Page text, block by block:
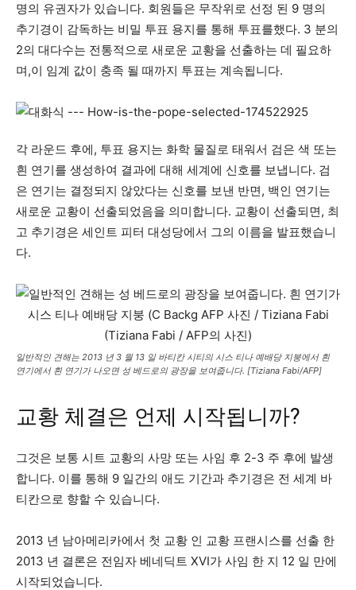
명의 유권자가 있습니다. 회원들은 무작위로 선정 된 9 명의
추기경이 감독하는 비밀 투표 용지를 통해 투표를했다. 3 분의
2의 대다수는 전통적으로 새로운 교황을 선출하는 데 필요하
며,이 임계 값이 충족 될 때까지 투표는 계속됩니다.
각 라운드 후에, 투표 용지는 화학 물질로 태워서 검은 색 또는
흰 연기를 생성하여 결과에 대해 세계에 신호를 보냅니다. 검
은 연기는 결정되지 않았다는 신호를 보낸 반면, 백인 연기는
새로운 교황이 선출되었음을 의미합니다. 교황이 선출되면, 최
고 추기경은 세인트 피터 대성당에서 그의 이름을 발표했습니
다.
일반적인 견해는 2013 년 3 월 13 일 바티칸 시티의 시스 티나 예배당 지붕에서 흰
연기에서 흰 연기가 나오면 성 베드로의 광장을 보여줍니다. [Tiziana Fabi/AFP]
교황 체결은 언제 시작됩니까?
그것은 보통 시트 교황의 사망 또는 사임 후 2-3 주 후에 발생
합니다. 이를 통해 9 일간의 애도 기간과 추기경은 전 세계 바
티칸으로 향할 수 있습니다.
2013 년 남아메리카에서 첫 교황 인 교황 프랜시스를 선출 한
2013 년 결론은 전임자 베네딕트 XVI가 사임 한 지 12 일 만에
시작되었습니다.